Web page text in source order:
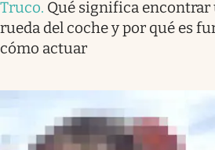
Truco. Qué significa encontrar
rueda del coche y por qué es
cómo actuar